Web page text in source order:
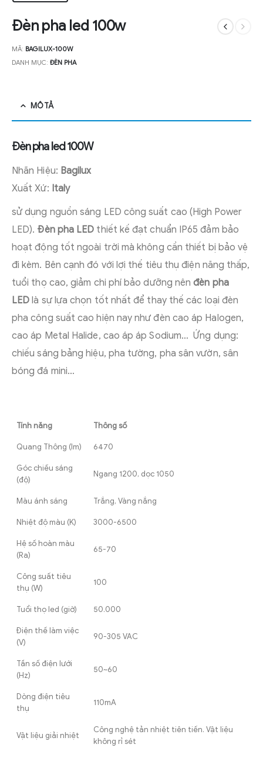
Đèn pha led 100w
MÃ: BAGILUX-100W
DANH MỤC: ĐÈN PHA
MÔ TẢ
Đèn pha led 100W
Nhãn Hiệu: Bagilux
Xuất Xứ: Italy
sử dụng nguồn sáng LED công suất cao (High Power
LED). Đèn pha LED thiết kế đạt chuẩn IP65 đảm bảo
hoạt động tốt ngoài trời mà không cần thiết bị bảo vệ
đi kèm. Bên cạnh đó với lợi thế tiêu thụ điện năng thấp,
tuổi thọ cao, giảm chi phí bảo dưỡng nênđèn pha
LED là sự lựa chọn tốt nhất để thay thế các loại đèn
pha công suất cao hiện nay như đèn cao áp Halogen,
cao áp Metal Halide, cao áp áp Sodium… Ứng dụng:
chiếu sáng bảng hiệu, pha tường, pha sân vườn, sân
bóng đá mini…
Tính năng Thông số
Quang Thông (lm) 6470
Góc chiếu sáng
(độ)
Ngang 1200, dọc 1050
Màu ánh sáng Trắng, Vàng nắng
Nhiệt độ màu (K) 3000-6500
Hệ số hoàn màu
(Ra)
65-70
Công suất tiêu
thụ (W)
100
Tuổi thọ led (giờ) 50.000
Điện thế làm việc
(V)
90-305 VAC
Tần số điện lưới
(Hz)
50~60
Dòng điện tiêu
thụ
110mA
Vật liệu giải nhiệt
Công nghệ tản nhiệt tiên tiến. Vật liệu
không rỉ sét